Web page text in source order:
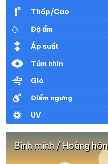
Thấp/Cao
Độ ẩm
Áp suất
Tầm nhìn
Gió
Điểm ngưng
UV
Bình minh / Hoàng hôn